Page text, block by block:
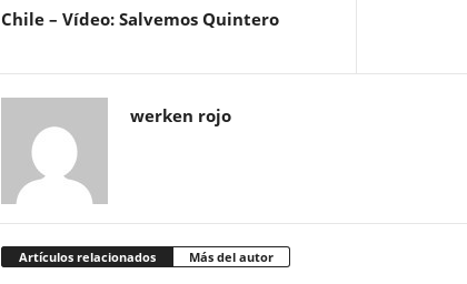
Chile – Vídeo: Salvemos Quintero
werken rojo
Artículos relacionados Más del autor